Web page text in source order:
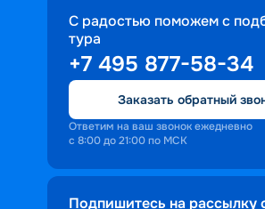
С радостью поможем с
тура
+7 495 877-58-34
Заказать обратный
Ответим на ваш звонок ежедневно
с 8:00 до 21:00 по МСК
Подпишитесь на рассылку